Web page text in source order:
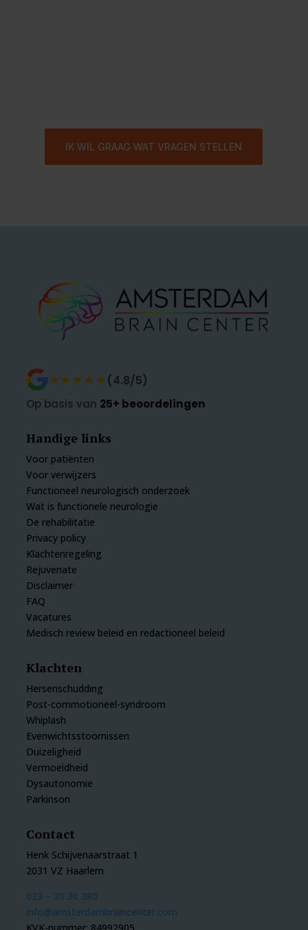
IK WIL GRAAG WAT VRAGEN STELLEN
★★★★★
★★★★★ (4.8/5)
Op basis van 25+ beoordelingen
Handige links
Voor patiënten
Voor verwijzers
Functioneel neurologisch onderzoek
Wat is functionele neurologie
De rehabilitatie
Privacy policy
Klachtenregeling
Rejuvenate
Disclaimer
FAQ
Vacatures
Medisch review beleid en redactioneel beleid
Klachten
Hersenschudding
Post-commotioneel-syndroom
Whiplash
Evenwichtsstoornissen
Duizeligheid
Vermoeidheid
Dysautonomie
Parkinson
Contact
Henk Schijvenaarstraat 1
2031 VZ Haarlem
023 – 30 30 380
info@amsterdambraincenter.com
KVK-nummer: 84992905